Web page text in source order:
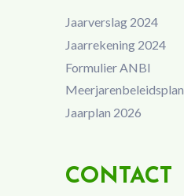
Jaarverslag 2024
Jaarrekening 2024
Formulier ANBI
Meerjarenbeleidsplan
Jaarplan 2026
CONTACT